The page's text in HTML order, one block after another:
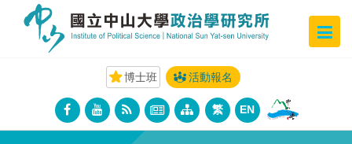
博士班 活動報名
繁 EN